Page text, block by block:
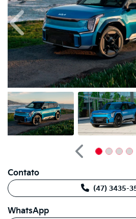
Anterior
Anterior
Contato
(47) 3435-
WhatsApp